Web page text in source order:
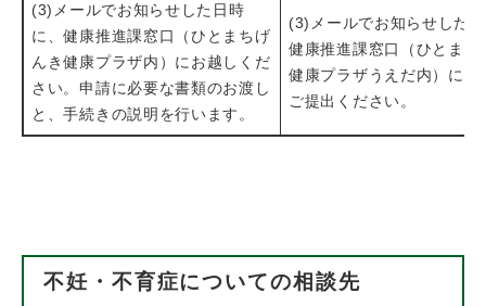
(3)メールでお知らせした日時
に、健康推進課窓口（ひとまちげ
んき健康プラザ内）にお越しくだ
さい。申請に必要な書類のお渡し
と、手続きの説明を行います。
(3)メールでお知らせした
健康推進課窓口（ひとまち
健康プラザうえだ内）にて
ご提出ください。
不妊・不育症についての相談先